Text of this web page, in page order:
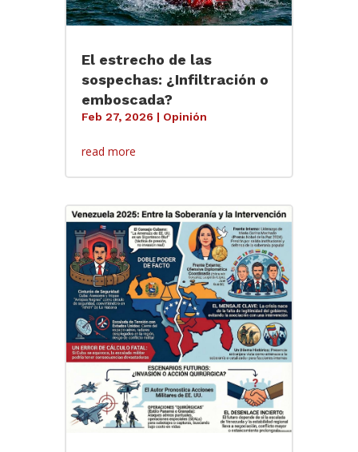
El estrecho de las
sospechas: ¿Infiltración o
emboscada?
Feb 27, 2026 | Opinión
read more